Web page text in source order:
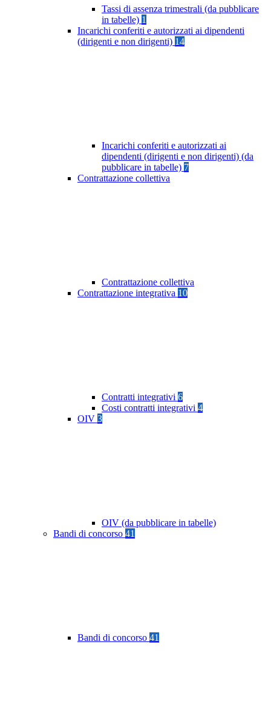
Tassi di assenza trimestrali (da pubblicare
in tabelle) 1
Incarichi conferiti e autorizzati ai dipendenti
(dirigenti e non dirigenti) 14
Incarichi conferiti e autorizzati ai
dipendenti (dirigenti e non dirigenti) (da
pubblicare in tabelle) 7
Contrattazione collettiva
Contrattazione collettiva
Contrattazione integrativa 10
Contratti integrativi 6
Costi contratti integrativi 4
OIV 3
OIV (da pubblicare in tabelle)
Bandi di concorso 41
Bandi di concorso 41